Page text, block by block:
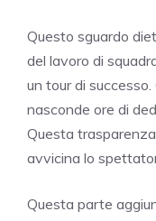
Questo sguardo
del lavoro di
un tour di
nasconde ore di
Questa
avvicina lo
Questa parte